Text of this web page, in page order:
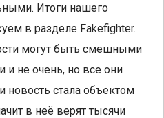
Итоги нашего
в разделе Fakefighter.
могут быть смешными
и не очень, но все они
стала объектом
в неё верят тысячи